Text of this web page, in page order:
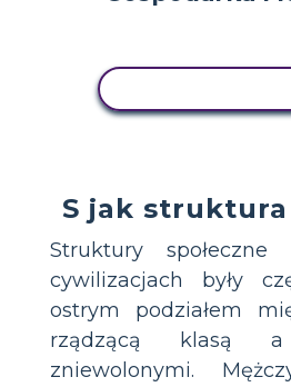
S jak struktura
Struktury społeczne
cywilizacjach były
ostrym podziałem
rządzącą klasą
zniewolonymi.